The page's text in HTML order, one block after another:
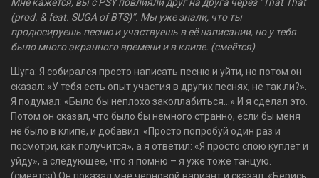
(prod. & feat. SUGA of BTS)”. Мы уже знали, что ты
продюсируешь песню и участвуешь в её написании, но у тебя
было много экранного времени и в клипе. (смеётся)
Шуга: Я собирался просто написать песню и уйти, но потом он
сказал: «У тебя есть опыт участия в других песнях, не так ли?».
Я подумал: «Было бы неплохо заколлабиться…» И я сделал это.
Потом он сказал, что было бы немного странно, если бы меня
не было в клипе, и добавил: «Просто попробуй один раз и
посмотри, как получится», а я ответил: «Я просто спою куплет и
уйду», а следующее, что я помню – я уже тоже танцую.